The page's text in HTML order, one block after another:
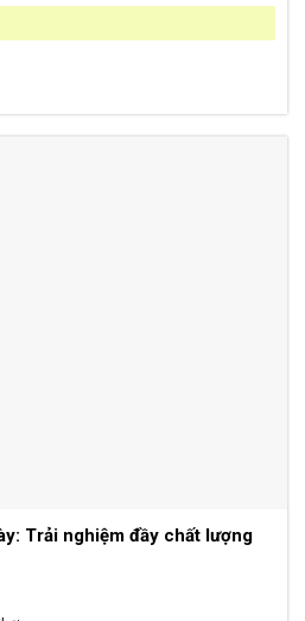
Trải nghiệm đầy chất lượng